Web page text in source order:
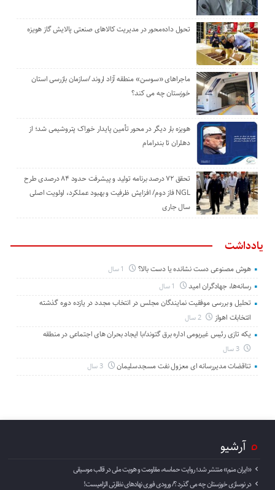
تحول داده‌محور در مدیریت کالاهای صنعتی پالایش گاز هویزه
ماجراهای «سوسن» منطقه آزاد اروند /سازمان بازرسی استان
خوزستان چه می کند؟
هویزه بار دیگر در محور تأمین پایدار خوراک پتروشیمی شد؛ از
دهلران تا بندرامام
تحقق ۷۲ درصد برنامه تولید و پیشرفت حدود ۸۴ درصدی طرح
NGL فاز دوم/ افزایش ظرفیت و بهبود عملکرد، اولویت اصلی
سال جاری
یادداشت
هوش مصنوعی دست نشانده یا دست بالا؟
رسانه‌ها، جهادگران امید
تحلیل و بررسی موفقیت نمایندگان مجلس در انتخاب مجدد در یازده دوره گذشته
انتخابات اهواز
2 سال
یکه تازی رئیس غیربومی اداره برق گتوند/با ایجاد بحران های اجتماعی در منطقه
3 سال
تناقضات مدیررسانه ای معزول نفت مسجدسلیمان 3 سال
آرشیو
«ایران منم» منتشر شد؛ روایت حماسه، مقاومت و هویت ملی در قالب موسیقی
در نوسازی خوزستان چه می گذرد ؟/ ورودی فوری نهادهای نظارتی الزامیست!